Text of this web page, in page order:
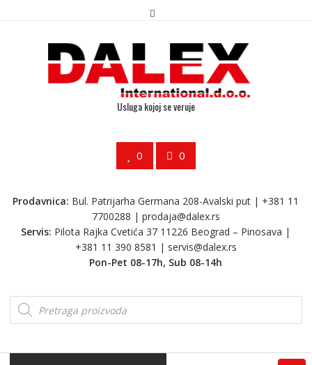
Usluga kojoj se veruje
0 0
Prodavnica: Bul. Patrijarha Germana 208-Avalski put | +381 11
7700288 | prodaja@dalex.rs
Servis: Pilota Rajka Cvetića 37 11226 Beograd – Pinosava |
+381 11 390 8581 | servis@dalex.rs
Pon-Pet 08-17h, Sub 08-14h